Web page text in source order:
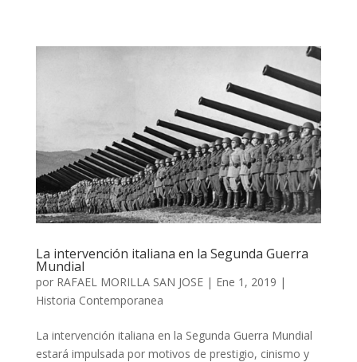
La intervención italiana en la Segunda Guerra
Mundial
por RAFAEL MORILLA SAN JOSE| Ene 1, 2019 |
Historia Contemporanea
La intervención italiana en la Segunda Guerra Mundial
estará impulsada por motivos de prestigio, cinismo y